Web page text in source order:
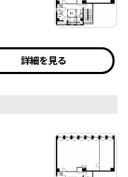
詳細を見る